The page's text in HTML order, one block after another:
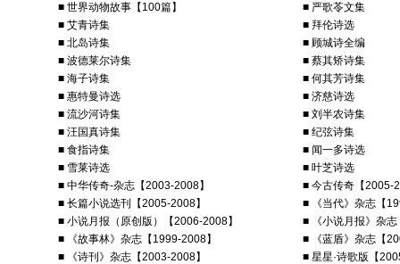
■ 世界动物故事【100篇】
■ 严歌苓文集
■ 艾青诗集
■ 拜伦诗选
■ 北岛诗集
■ 顾城诗全编
■ 波德莱尔诗集
■ 蔡其矫诗集
■ 海子诗集
■ 何其芳诗集
■ 惠特曼诗选
■ 济慈诗选
■ 流沙河诗集
■ 刘半农诗集
■ 汪国真诗集
■ 纪弦诗集
■ 食指诗集
■ 闻一多诗选
■ 雪莱诗选
■ 叶芝诗选
■ 中华传奇-杂志【2003-2008】
■ 今古传奇【2005-
■ 长篇小说选刊【2005-2008】
■ 《当代》杂志【
■ 小说月报（原创版）【2006-2008】
■ 《小说月报》杂
■ 《故事林》杂志【1999-2008】
■ 《蓝盾》杂志【
■ 《诗刊》杂志【2003-2008】
■ 星星·诗歌版【